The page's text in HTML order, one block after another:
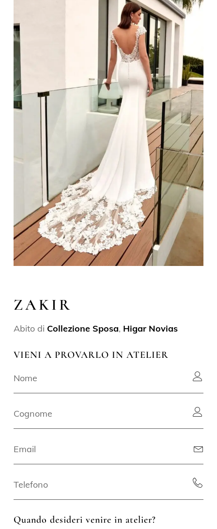
ZAKIR
Abito di Collezione Sposa, Higar Novias
VIENI A PROVARLO IN ATELIER
Quando desideri venire in atelier?